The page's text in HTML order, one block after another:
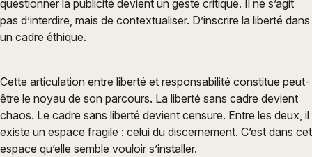
questionner la publicité devient un geste critique. Il ne s’agit
pas d’interdire, mais de contextualiser. D’inscrire la liberté dans
un cadre éthique.
Cette articulation entre liberté et responsabilité constitue peut-
être le noyau de son parcours. La liberté sans cadre devient
chaos. Le cadre sans liberté devient censure. Entre les deux, il
existe un espace fragile : celui du discernement. C’est dans cet
espace qu’elle semble vouloir s’installer.